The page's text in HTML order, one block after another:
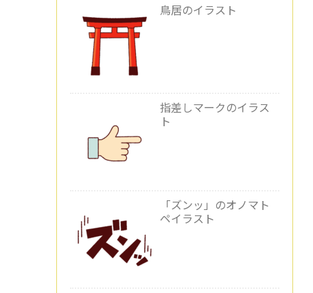
鳥居のイラスト
指差しマークのイラス
ト
「ズンッ」のオノマト
ペイラスト